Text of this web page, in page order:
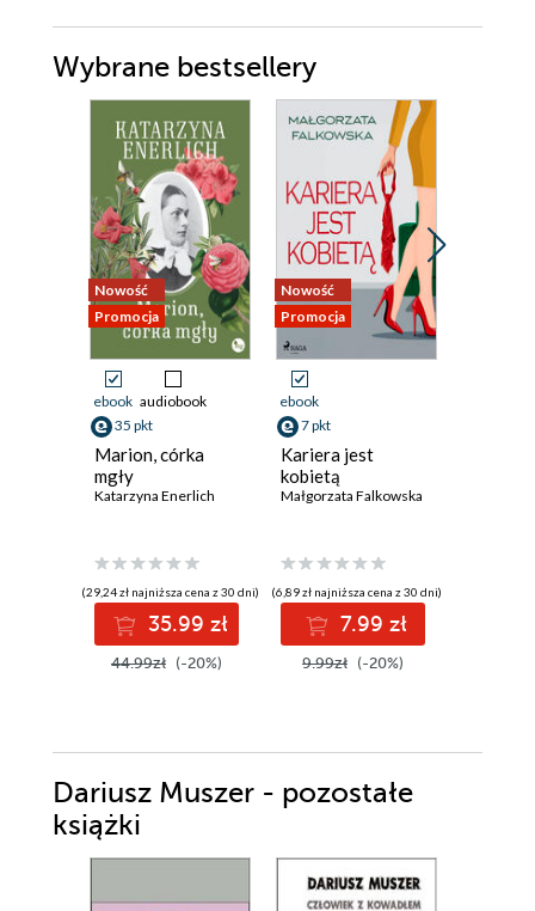
Wybrane bestsellery
Nowość
Promocja
ebook audiobook
35 pkt
Marion, córka
mgły
Katarzyna Enerlich
(29,24 zł najniższa cena z 30 dni)
35.99 zł
44.99zł (-20%)
Nowość
Promocja
ebook
7 pkt
Kariera jest
kobietą
Małgorzata Falkowska
(6,89 zł najniższa cena z 30 dni)
7.99 zł
9.99zł (-20%)
Dariusz Muszer - pozostałe
książki